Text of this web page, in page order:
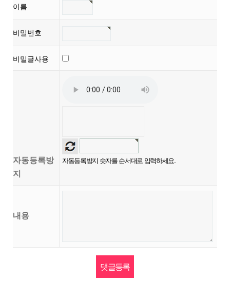
이름
비밀번호
비밀글사용
자동등록방
지
자동등록방지 숫자를 순서대로 입력하세요.
내용